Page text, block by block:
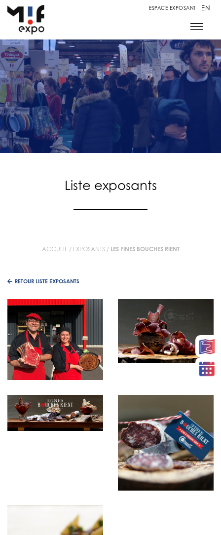
ESPACE EXPOSANT EN
Liste exposants
ACCUEIL / EXPOSANTS / LES FINES BOUCHES RIENT
RETOUR LISTE EXPOSANTS